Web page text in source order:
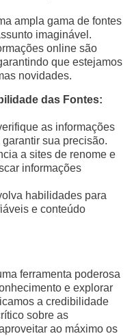
ampla gama de fontes
imaginável.
online são
que estejamos
novidades.
das Fontes:
as informações
sua precisão.
a sites de renome e
informações
habilidades para
e conteúdo
ferramenta poderosa
e explorar
a credibilidade
sobre as
ao máximo os